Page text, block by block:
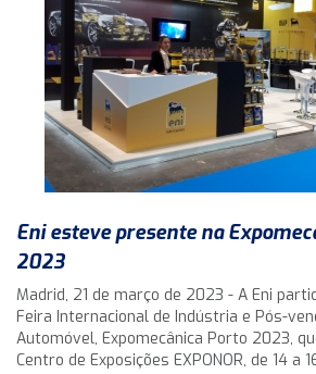
Eni esteve presente na
2023
Madrid, 21 de março de 2023 - A Eni
Feira Internacional de Indústria e Pós-
Automóvel, Expomecânica Porto 2023,
Centro de Exposições EXPONOR, de 14 a